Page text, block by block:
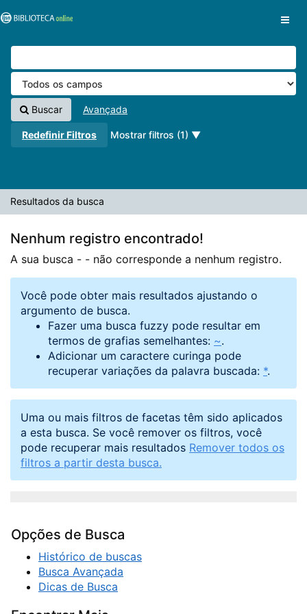
VuFind
Buscar Avançada
Redefinir Filtros Mostrar filtros (1)
Resultados da busca
Nenhum registro encontrado!
A sua busca - - não corresponde a nenhum registro.
Você pode obter mais resultados ajustando o
argumento de busca.
Fazer uma busca fuzzy pode resultar em
termos de grafias semelhantes: ~.
Adicionar um caractere curinga pode
recuperar variações da palavra buscada: *.
Uma ou mais filtros de facetas têm sido aplicados
a esta busca. Se você remover os filtros, você
pode recuperar mais resultados Remover todos os
filtros a partir desta busca.
Opções de Busca
Histórico de buscas
Busca Avançada
Dicas de Busca